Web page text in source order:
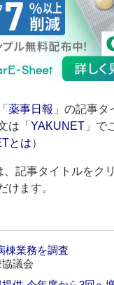
薬事日報 」の記事
は「YAKUNET 」で
とは）
記事タイトルをク
けます。
棟業務を調査
議会